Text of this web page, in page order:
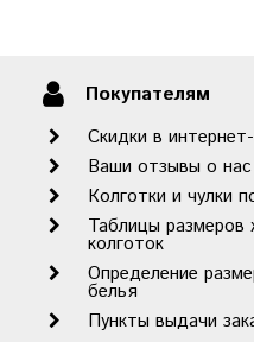
Покупателям
Скидки в
Ваши отзывы о нас
Колготки и чулки
Таблицы размеров
колготок
Определение
белья
Пункты выдачи